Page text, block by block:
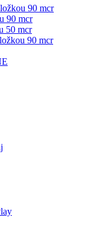
90 mcr
90 mcr
50 mcr
90 mcr